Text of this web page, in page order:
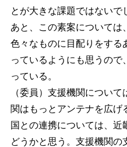
とが大きな課題ではないで
あと、この素案については
色々なものに目配りをする
っているようにも思うので
っている。
（委員）支援機関につい
関はもっとアンテナを広げ
国との連携については、
どうかと思う。支援機関